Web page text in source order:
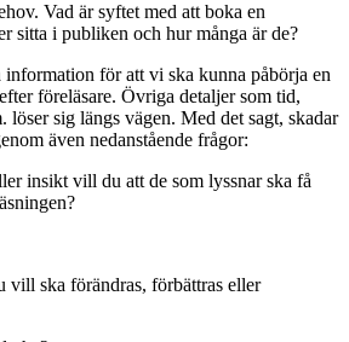
Vad är syftet med att boka en
sitta i publiken och hur många är de?
information för att vi ska kunna påbörja en
föreläsare. Övriga detaljer som tid,
löser sig längs vägen. Med det sagt, skadar
även nedanstående frågor:
insikt vill du att de som lyssnar ska få
vill ska förändras, förbättras eller